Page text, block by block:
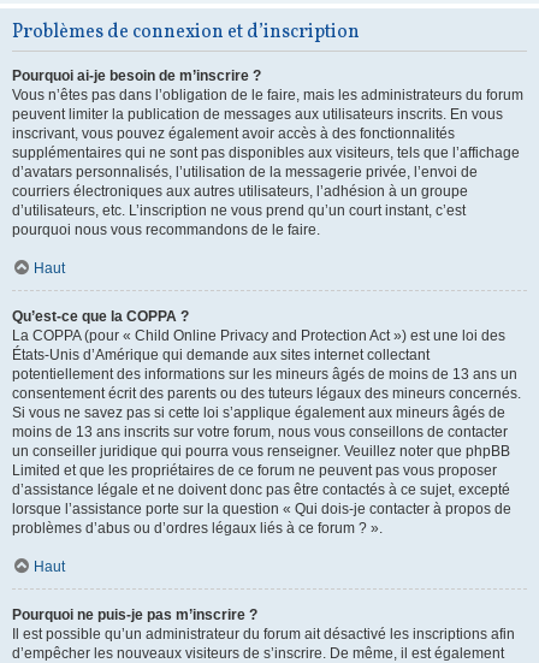
Problèmes de connexion et d’inscription
Pourquoi ai-je besoin de m’inscrire ?
Vous n’êtes pas dans l’obligation de le faire, mais les administrateurs du forum
peuvent limiter la publication de messages aux utilisateurs inscrits. En vous
inscrivant, vous pouvez également avoir accès à des fonctionnalités
supplémentaires qui ne sont pas disponibles aux visiteurs, tels que l’affichage
d’avatars personnalisés, l’utilisation de la messagerie privée, l’envoi de
courriers électroniques aux autres utilisateurs, l’adhésion à un groupe
d’utilisateurs, etc. L’inscription ne vous prend qu’un court instant, c’est
pourquoi nous vous recommandons de le faire.
Haut
Qu’est-ce que la COPPA ?
La COPPA (pour « Child Online Privacy and Protection Act ») est une loi des
États-Unis d’Amérique qui demande aux sites internet collectant
potentiellement des informations sur les mineurs âgés de moins de 13 ans un
consentement écrit des parents ou des tuteurs légaux des mineurs concernés.
Si vous ne savez pas si cette loi s’applique également aux mineurs âgés de
moins de 13 ans inscrits sur votre forum, nous vous conseillons de contacter
un conseiller juridique qui pourra vous renseigner. Veuillez noter que phpBB
Limited et que les propriétaires de ce forum ne peuvent pas vous proposer
d’assistance légale et ne doivent donc pas être contactés à ce sujet, excepté
lorsque l’assistance porte sur la question « Qui dois-je contacter à propos de
problèmes d’abus ou d’ordres légaux liés à ce forum ? ».
Haut
Pourquoi ne puis-je pas m’inscrire ?
Il est possible qu’un administrateur du forum ait désactivé les inscriptions afin
d’empêcher les nouveaux visiteurs de s’inscrire. De même, il est également